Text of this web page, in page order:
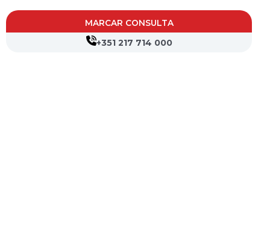
MARCAR CONSULTA
+351 217 714 000